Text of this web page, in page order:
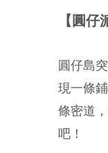
【圓仔
圓仔島
現一條
條密道
吧！